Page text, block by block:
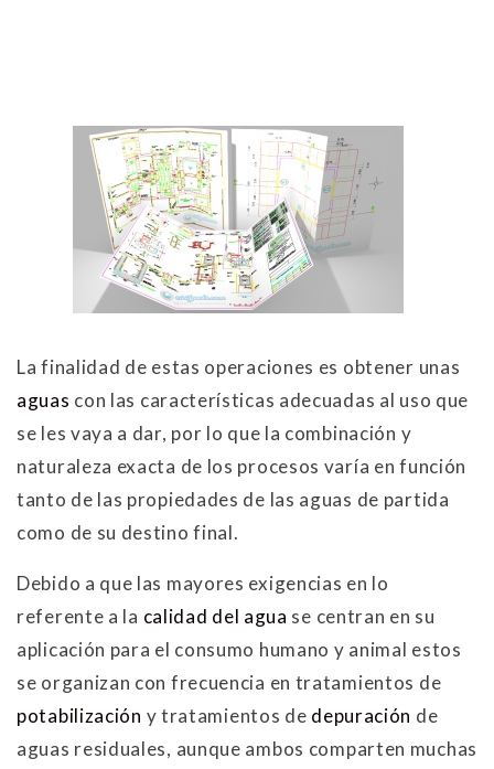
La finalidad de estas operaciones es obtener unas
aguas con las características adecuadas al uso que
se les vaya a dar, por lo que la combinación y
naturaleza exacta de los procesos varía en función
tanto de las propiedades de las aguas de partida
como de su destino final.
Debido a que las mayores exigencias en lo
referente a la calidad del agua se centran en su
aplicación para el consumo humano y animal estos
se organizan con frecuencia en tratamientos de
potabilización y tratamientos de depuración de
aguas residuales, aunque ambos comparten muchas